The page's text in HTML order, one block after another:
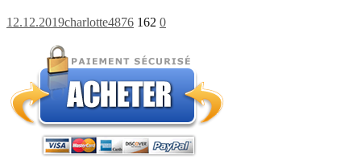
12.12.2019charlotte4876 162 0